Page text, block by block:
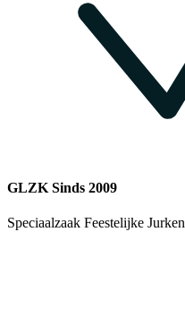
GLZK Sinds 2009
Speciaalzaak Feestelijke Jurken